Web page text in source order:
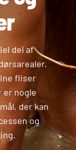
del af
fliser
er nogle
der kan
og